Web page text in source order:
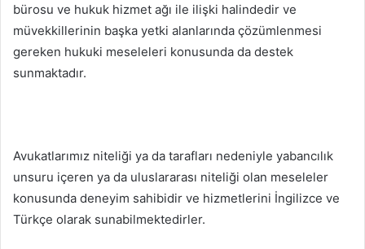
bürosu ve hukuk hizmet ağı ile ilişki halindedir ve
müvekkillerinin başka yetki alanlarında çözümlenmesi
gereken hukuki meseleleri konusunda da destek
sunmaktadır.
Avukatlarımız niteliği ya da tarafları nedeniyle yabancılık
unsuru içeren ya da uluslararası niteliği olan meseleler
konusunda deneyim sahibidir ve hizmetlerini İngilizce ve
Türkçe olarak sunabilmektedirler.